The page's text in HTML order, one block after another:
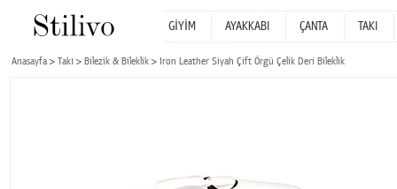
GİYİM AYAKKABI ÇANTA TAKI
Anasayfa Takı Bilezik & Bileklik Iron Leather Siyah Çift Örgü Çelik Deri Bileklik